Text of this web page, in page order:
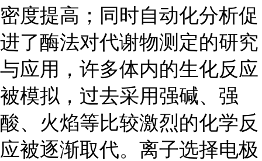
密度提高；同时自动化分析促
进了酶法对代谢物测定的研究
与应用，许多体内的生化反应
被模拟，过去采用强碱、强
酸、火焰等比较激烈的化学反
应被逐渐取代。离子选择电极